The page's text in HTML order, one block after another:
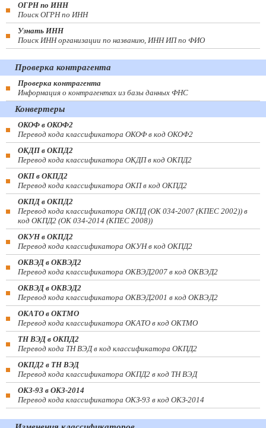
ОГРН по ИНН
Поиск ОГРН по ИНН
Узнать ИНН
Поиск ИНН организации по названию, ИНН ИП по ФИО
Проверка контрагента
Проверка контрагента
Информация о контрагентах из базы данных ФНС
Конвертеры
ОКОФ в ОКОФ2
Перевод кода классификатора ОКОФ в код ОКОФ2
ОКДП в ОКПД2
Перевод кода классификатора ОКДП в код ОКПД2
ОКП в ОКПД2
Перевод кода классификатора ОКП в код ОКПД2
ОКПД в ОКПД2
Перевод кода классификатора ОКПД (ОК 034-2007 (КПЕС 2002)) в
код ОКПД2 (ОК 034-2014 (КПЕС 2008))
ОКУН в ОКПД2
Перевод кода классификатора ОКУН в код ОКПД2
ОКВЭД в ОКВЭД2
Перевод кода классификатора ОКВЭД2007 в код ОКВЭД2
ОКВЭД в ОКВЭД2
Перевод кода классификатора ОКВЭД2001 в код ОКВЭД2
ОКАТО в ОКТМО
Перевод кода классификатора ОКАТО в код ОКТМО
ТН ВЭД в ОКПД2
Перевод кода ТН ВЭД в код классификатора ОКПД2
ОКПД2 в ТН ВЭД
Перевод кода классификатора ОКПД2 в код ТН ВЭД
ОКЗ-93 в ОКЗ-2014
Перевод кода классификатора ОКЗ-93 в код ОКЗ-2014